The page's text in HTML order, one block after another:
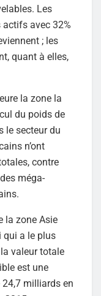
Les
avec 32%
; les
quant à elles,
la zone la
du poids de
le secteur du
n’ont
contre
méga-
la zone Asie
qui a le plus
valeur totale
est une
milliards en